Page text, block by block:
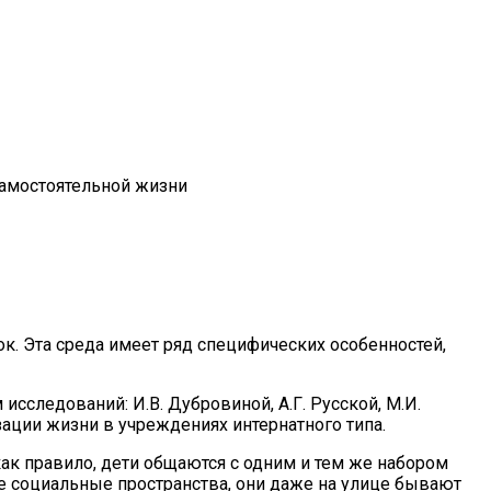
жизни
Эта среда имеет ряд специфических особенностей,
исследований: И.В. Дубровиной, А.Г. Русской, М.И.
жизни в учреждениях интернатного типа.
правило, дети общаются с одним и тем же набором
социальные пространства, они даже на улице бывают